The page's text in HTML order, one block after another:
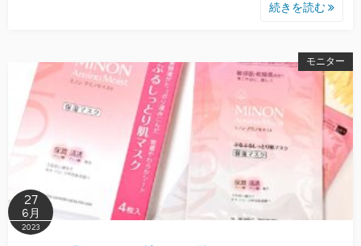
続きを読む
モニター
27
6月
2023